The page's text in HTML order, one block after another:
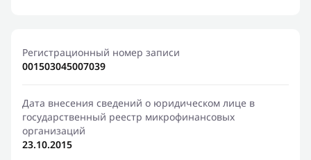
Регистрационный номер записи
001503045007039
Дата внесения сведений о юридическом лице в
государственный реестр микрофинансовых
организаций
23.10.2015